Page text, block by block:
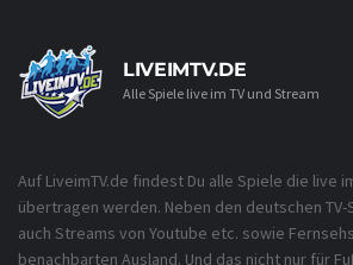
LIVEIMTV.DE
Alle Spiele live im TV und Stream
Auf LiveimTV.de findest Du alle Spiele die live
übertragen werden. Neben den deutschen
auch Streams von Youtube etc. sowie
benachbarten Ausland. Und das nicht nur für